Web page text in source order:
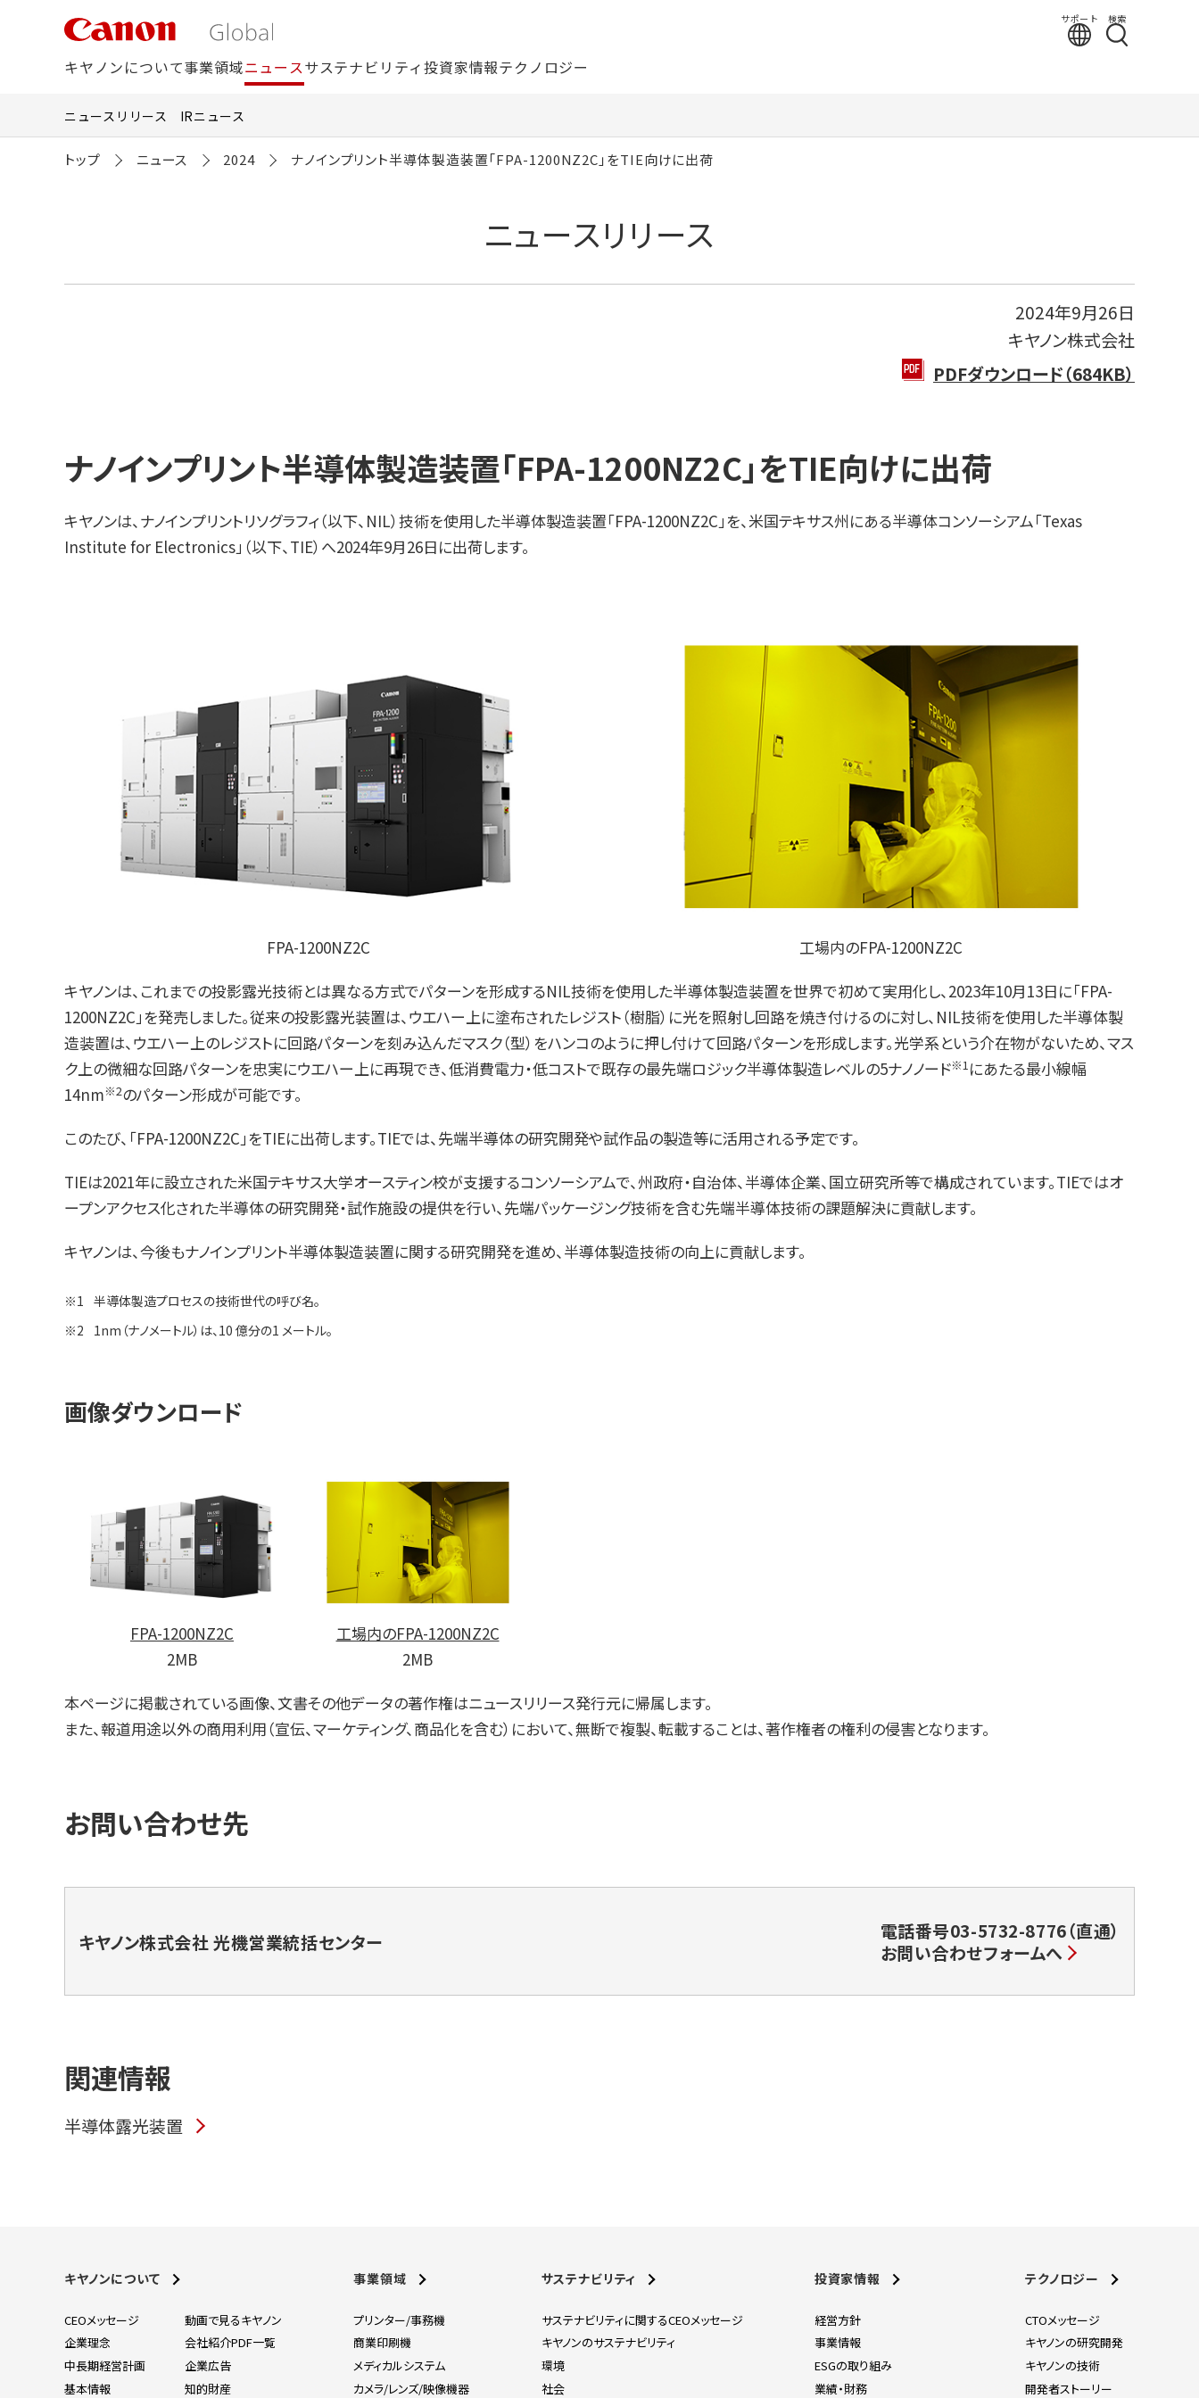
へ
サポート 検索
キヤノンについて事業領域ニュースサステナビリティ投資家情報テクノロジー
ニュースリリース IRニュース
トップ ニュース 2024 ナノインプリント半導体製造装置「FPA-1200NZ2C」をTIE向けに出荷
ニュースリリース
2024年9月26日
キヤノン株式会社
PDFダウンロード（684KB）
ナノインプリント半導体製造装置「FPA-1200NZ2C」をTIE向けに出荷
キヤノンは、ナノインプリントリソグラフィ（以下、NIL）技術を使用した半導体製造装置「FPA-1200NZ2C」を、米国テキサス州にある半導体コンソーシアム「Texas
Institute for Electronics」（以下、TIE）へ2024年9月26日に出荷します。
FPA-1200NZ2C
工場内のFPA-1200NZ2C
キヤノンは、これまでの投影露光技術とは異なる方式でパターンを形成するNIL技術を使用した半導体製造装置を世界で初めて実用化し、2023年10月13日に「FPA-
1200NZ2C」を発売しました。従来の投影露光装置は、ウエハー上に塗布されたレジスト（樹脂）に光を照射し回路を焼き付けるのに対し、NIL技術を使用した半導体製
造装置は、ウエハー上のレジストに回路パターンを刻み込んだマスク（型）をハンコのように押し付けて回路パターンを形成します。光学系という介在物がないため、マス
ク上の微細な回路パターンを忠実にウエハー上に再現でき、低消費電力・低コストで既存の最先端ロジック半導体製造レベルの5ナノノード※1にあたる最小線幅
14nm※2のパターン形成が可能です。
このたび、「FPA-1200NZ2C」をTIEに出荷します。TIEでは、先端半導体の研究開発や試作品の製造等に活用される予定です。
TIEは2021年に設立された米国テキサス大学オースティン校が支援するコンソーシアムで、州政府・自治体、半導体企業、国立研究所等で構成されています。TIEではオ
ープンアクセス化された半導体の研究開発・試作施設の提供を行い、先端パッケージング技術を含む先端半導体技術の課題解決に貢献します。
キヤノンは、今後もナノインプリント半導体製造装置に関する研究開発を進め、半導体製造技術の向上に貢献します。
※1 半導体製造プロセスの技術世代の呼び名。
※2
1nm（ナノメートル）は、10 億分の1 メートル。
画像ダウンロード
FPA-1200NZ2C
2MB
工場内のFPA-1200NZ2C
2MB
本ページに掲載されている画像、文書その他データの著作権はニュースリリース発行元に帰属します。
また、報道用途以外の商用利用（宣伝、マーケティング、商品化を含む）において、無断で複製、転載することは、著作権者の権利の侵害となります。
お問い合わせ先
キヤノン株式会社 光機営業統括センター
電話番号03-5732-8776（直通）
お問い合わせフォームへ
関連情報
半導体露光装置
キヤノンについて
CEOメッセージ
企業理念
中長期経営計画
基本情報
動画で見るキヤノン
会社紹介PDF一覧
企業広告
知的財産
事業領域
プリンター/事務機
商業印刷機
メディカルシステム
カメラ/レンズ/映像機器
サステナビリティ
サステナビリティに関するCEOメッセージ
キヤノンのサステナビリティ
環境
社会
投資家情報
経営方針
事業情報
ESGの取り組み
業績・財務
テクノロジー
CTOメッセージ
キヤノンの研究開発
キヤノンの技術
開発者ストーリー